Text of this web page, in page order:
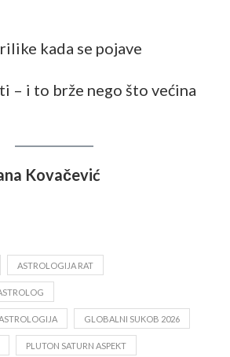
kada se pojave
– i to brže nego što većina
Kovačević
ASTROLOGIJA RAT
GLOBALNI SUKOB 2026
PLUTON SATURN ASPEKT